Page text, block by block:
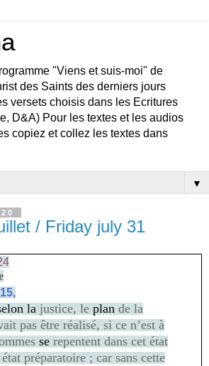
"Viens et suis-moi" de
des Saints des derniers jours
versets choisis dans les Ecritures
D&A) Pour les textes et les audios
copiez et collez les textes dans
▼
/ Friday july 31
la justice, le plande la
pas être réalisé, si ce n’est à
serepentent dans cet état
préparatoire ; car sans cette